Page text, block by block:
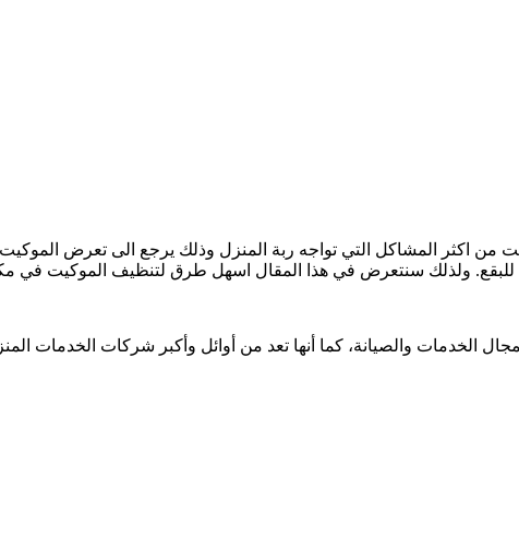
المشاكل التي تواجه ربة المنزل وذلك يرجع الى تعرض الموكيت
للبقع. ولذلك سنتعرض في هذا المقال اسهل طرق لتنظيف الموكيت في
الخدمات والصيانة، كما أنها تعد من أوائل وأكبر شركات الخدمات